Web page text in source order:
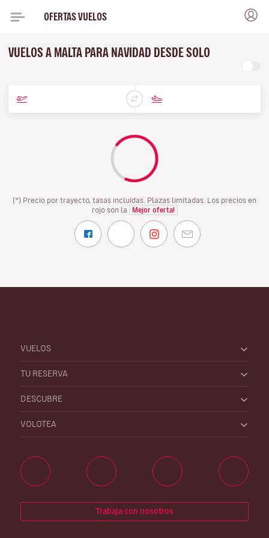
OFERTAS VUELOS
VUELOS A MALTA PARA NAVIDAD DESDE SOLO
(*) Precio por trayecto, tasas incluidas. Plazas limitadas. Los precios en
rojo son la
Mejor oferta!
VUELOS
TU RESERVA
DESCUBRE
VOLOTEA
Trabaja con nosotros